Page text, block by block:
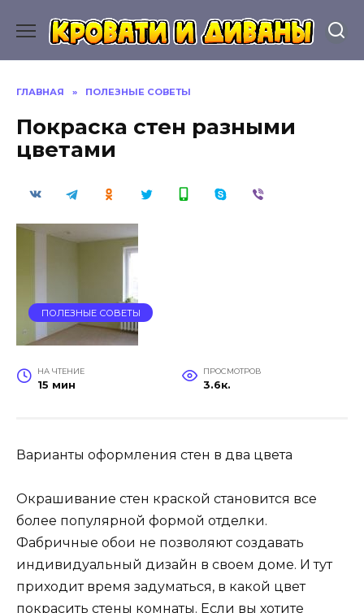
содержанию
ГЛАВНАЯ » ПОЛЕЗНЫЕ СОВЕТЫ
Покраска стен разными
цветами
ПОЛЕЗНЫЕ СОВЕТЫ
НА ЧТЕНИЕ
15 мин
ПРОСМОТРОВ
3.6к.
Варианты оформления стен в два цвета
Окрашивание стен краской становится все
более популярной формой отделки.
Фабричные обои не позволяют создавать
индивидуальный дизайн в своем доме. И тут
приходит время задуматься, в какой цвет
покрасить стены комнаты. Если вы хотите